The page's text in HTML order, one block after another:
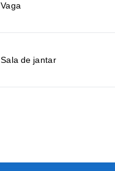
Vaga
Sala de jantar